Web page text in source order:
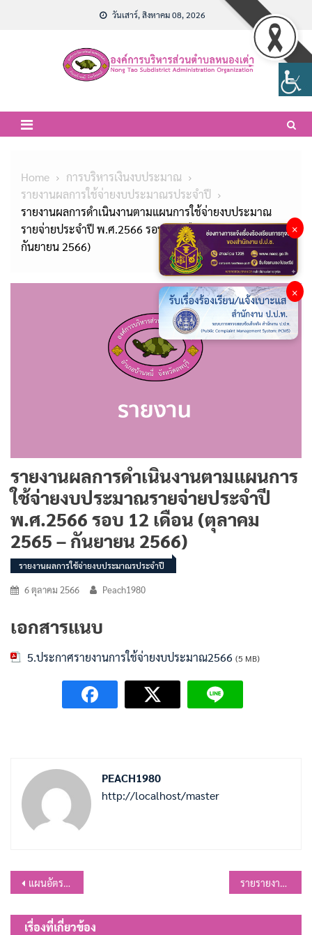
วันเสาร์, สิงหาคม 08, 2026
Home
การบริหารเงินงบประมาณ
รายงานผลการใช้จ่ายงบประมาณรประจำปี
รายงานผลการดำเนินงานตามแผนการใช้จ่ายงบประมาณ
รายจ่ายประจำปี พ.ศ.2566 รอบ 12 เดือน (ตุลาคม 2565 –
กันยายน 2566)
รายงานผลการดำเนินงานตามแผนการ
ใช้จ่ายงบประมาณรายจ่ายประจำปี
พ.ศ.2566 รอบ 12 เดือน (ตุลาคม
2565 – กันยายน 2566)
รายงานผลการใช้จ่ายงบประมาณรประจำปี
6 ตุลาคม 2566 Peach1980
เอกสารแนบ
5.ประกาศรายงานการใช้จ่ายงบประมาณ2566 (5 MB)
PEACH1980
http://localhost/master
แนะแนว
เรื่อง
แผนอัตรากำลัง 3 ปี ประจำปีงบประมาณ 2567-2569 รายรายงานการรับ-จ่ายเงิน ประจำปีงบประมาณ พ.ศ.2566
เรื่องที่เกี่ยวข้อง
×
×